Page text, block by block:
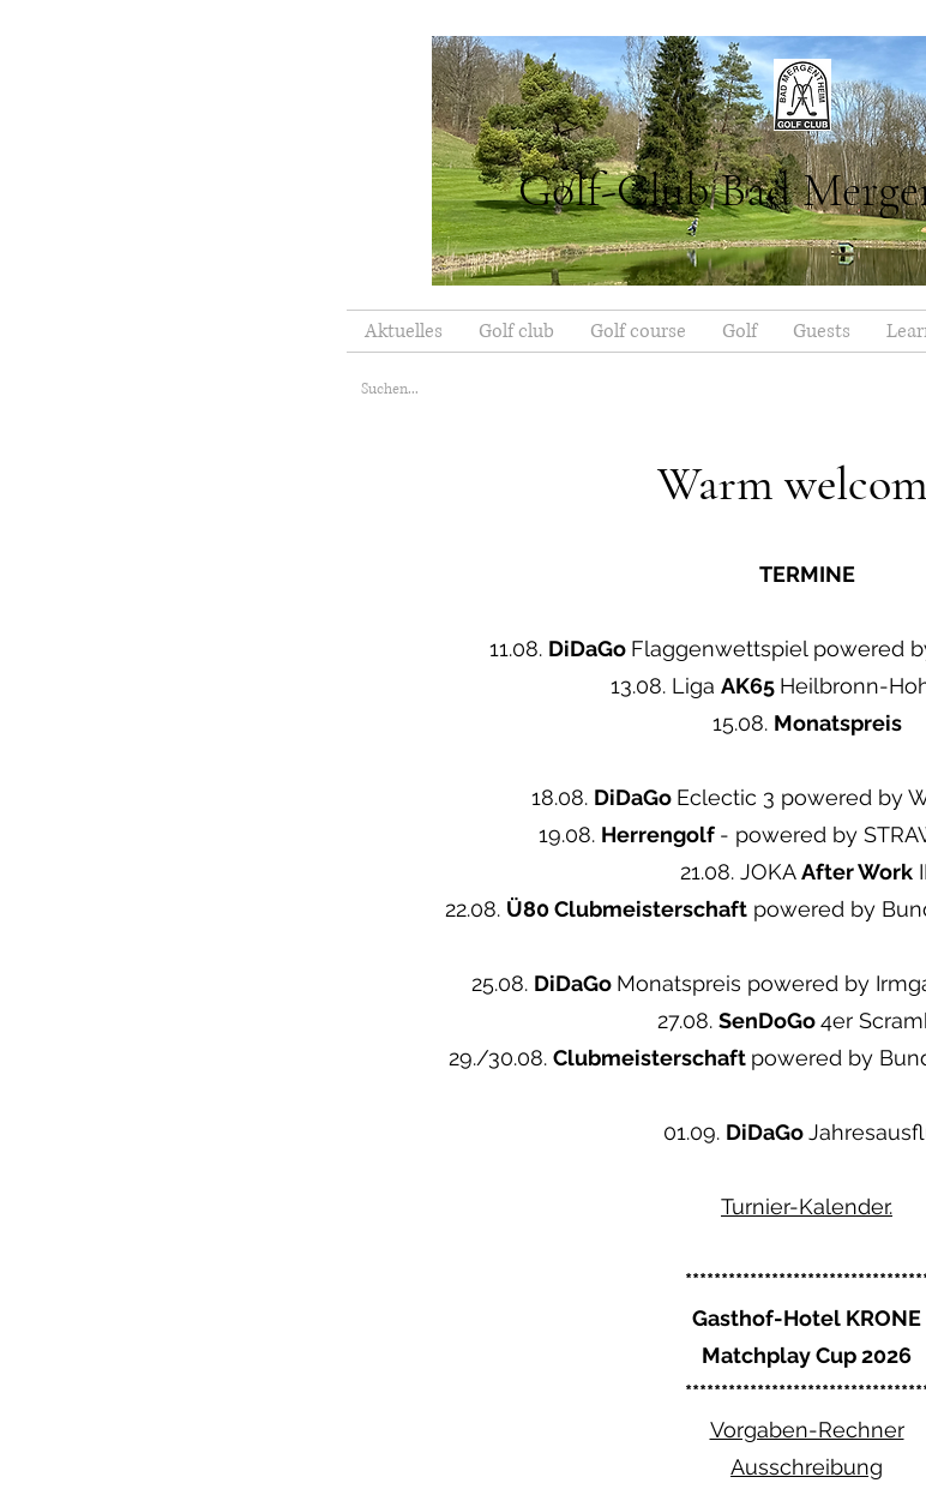
Golf-Club Bad
Aktuelles Golf club Golf course Golf Guests
Warm
TERMINE
11.08. DiDaGo Flaggenwettspiel powered
13.08. Liga AK65 Heilbronn-
15.08. Monatspreis
18.08. DiDaGo Eclectic 3 powered by
19.08. Herrengolf - powered by
21.08. JOKAAfter Work
22.08. Ü80 Clubmeisterschaft powered by
25.08. DiDaGo Monatspreis powered by
27.08. SenDoGo4er
29./30.08. Clubmeisterschaft powered by
01.09. DiDaGo
Turnier-Kalender.
Gasthof-Hotel KRONE
Matchplay Cup 2026
Vorgaben-Rechner
Ausschreibung